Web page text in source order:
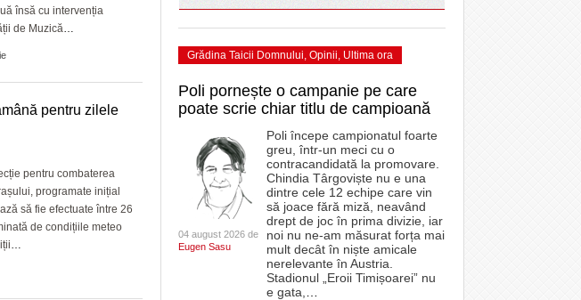
însă cu intervenția
de Muzică…
pentru zilele
pentru combaterea
programate inițial
să fie efectuate între 26
de condițiile meteo
…
Grădina Taicii Domnului, Opinii, Ultima ora
Poli pornește o campanie pe care
poate scrie chiar titlu de campioană
04 august 2026 de
Eugen Sasu
Poli începe campionatul foarte
greu, într-un meci cu o
contracandidată la promovare.
Chindia Târgoviște nu e una
dintre cele 12 echipe care vin
să joace fără miză, neavând
drept de joc în prima divizie, iar
noi nu ne-am măsurat forța mai
mult decât în niște amicale
nerelevante în Austria.
Stadionul „Eroii Timișoarei” nu
e gata,